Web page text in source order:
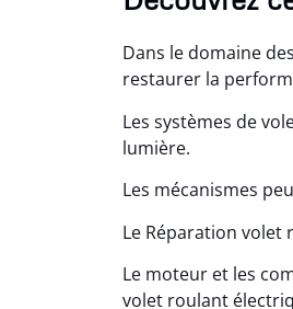
Dans le domaine
restaurer la
Les systèmes de
lumière.
Les mécanismes
Le Réparation
Le moteur et les
volet roulant